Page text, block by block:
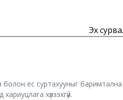
Эх
болон ёс суртахууныг
хүлээхгүй.